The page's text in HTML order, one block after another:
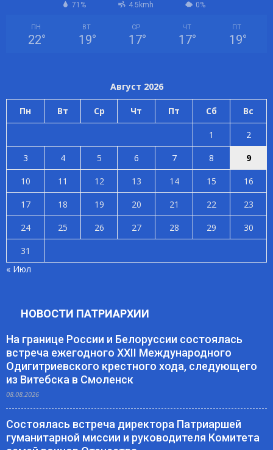
71% 4.5kmh 0%
ПН
22°
ВТ
19°
СР
17°
ЧТ
17°
ПТ
19°
Август 2026
Пн Вт Ср Чт Пт Сб Вс
1
2
3
4 5 6 7 8
9
10
11 12 13 14 15
16
17
18 19 20 21 22
23
24
25 26 27 28 29
30
31
« Июл
НОВОСТИ ПАТРИАРХИИ
На границе России и Белоруссии состоялась
встреча ежегодного XXII Международного
Одигитриевского крестного хода, следующего
из Витебска в Смоленск
08.08.2026
Состоялась встреча директора Патриаршей
гуманитарной миссии и руководителя Комитета